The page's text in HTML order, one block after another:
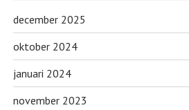
december 2025
oktober 2024
januari 2024
november 2023